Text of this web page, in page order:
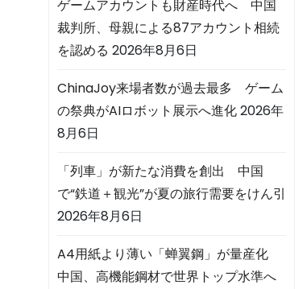
ゲームアカウントも財産時代へ 中国
裁判所、母親による87アカウント相続
を認める 2026年8月6日
ChinaJoy来場者数が過去最多 ゲーム
の祭典がAIロボット展示へ進化2026年
8月6日
「列車」が新たな消費を創出 中国
で“鉄道＋観光”が夏の旅行需要をけん引
2026年8月6日
A4用紙より薄い「蝉翼鋼」が量産化
中国、高機能鋼材で世界トップ水準へ